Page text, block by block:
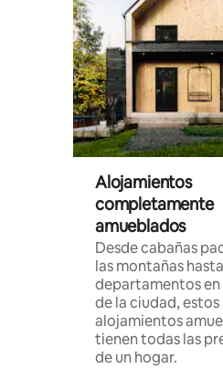
Alojamientos
completamente
amueblados
Desde cabañas
las montañas
departamentos en
de la ciudad, estos
alojamientos
tienen todas las
de un hogar.